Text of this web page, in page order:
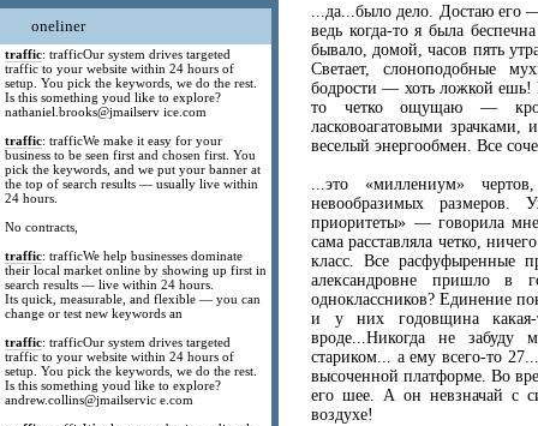
oneliner
traffic: trafficOur system drives targeted
traffic to your website within 24 hours of
setup. You pick the keywords, we do the rest.
Is this something youd like to explore?
nathaniel.brooks@jmailserv ice.com
traffic: trafficWe make it easy for your
business to be seen first and chosen first. You
pick the keywords, and we put your banner at
the top of search results — usually live within
24 hours.
No contracts,
traffic: trafficWe help businesses dominate
their local market online by showing up first in
search results — live within 24 hours.
Its quick, measurable, and flexible — you can
change or test new keywords an
traffic: trafficOur system drives targeted
traffic to your website within 24 hours of
setup. You pick the keywords, we do the rest.
Is this something youd like to explore?
andrew.collins@jmailservic e.com
...да...было дело. Достаю его
ведь когда-то я была
бывало, домой, часов пять
Светает, слоноподобные
бодрости — хоть ложкой ешь!
то четко ощущаю —
ласковоагатовыми
веселый энергообмен. Все
...это «миллениум»
невообразимых размеров.
приоритеты» — говорила
сама расставляла четко,
класс. Все расфуфыренные
александровне пришло в
одноклассников? Единение
и у них годовщина какая-
вроде...Никогда не забуду
стариком... а ему всего-то
высоченной платформе. Во
его шее. А он невзначай с
воздухе!